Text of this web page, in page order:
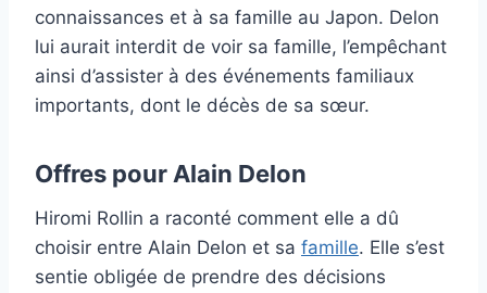
connaissances et à sa famille au Japon. Delon
lui aurait interdit de voir sa famille, l’empêchant
ainsi d’assister à des événements familiaux
importants, dont le décès de sa sœur.
Offres pour Alain Delon
Hiromi Rollin a raconté comment elle a dû
choisir entre Alain Delon et sa famille. Elle s’est
sentie obligée de prendre des décisions